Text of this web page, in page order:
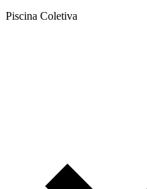
Piscina Coletiva